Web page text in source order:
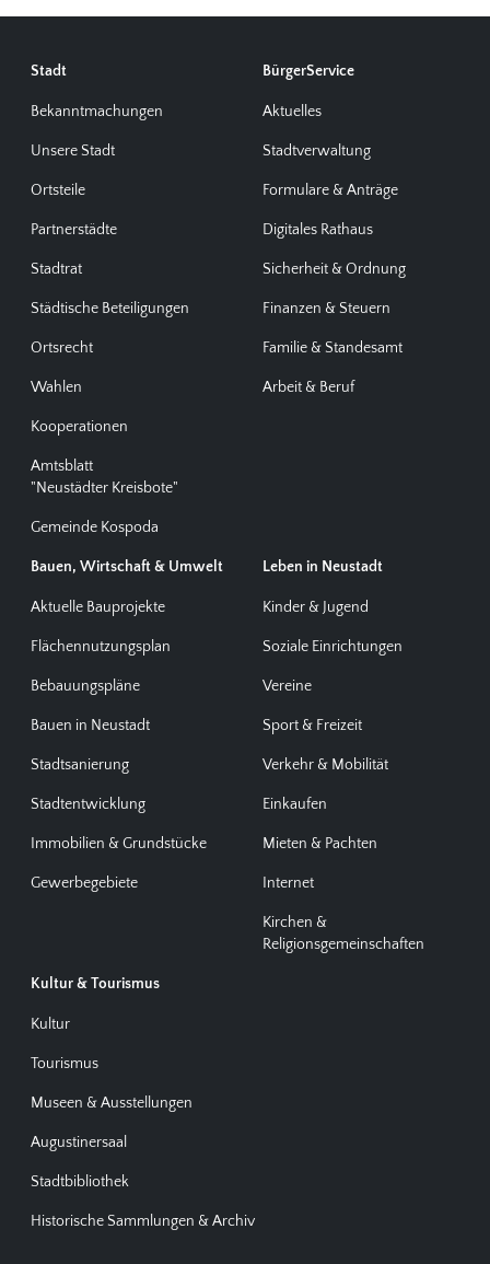
Stadt
Bekanntmachungen
Unsere Stadt
Ortsteile
Partnerstädte
Stadtrat
Städtische Beteiligungen
Ortsrecht
Wahlen
Kooperationen
Amtsblatt
"Neustädter Kreisbote"
Gemeinde Kospoda
BürgerService
Aktuelles
Stadtverwaltung
Formulare & Anträge
Digitales Rathaus
Sicherheit & Ordnung
Finanzen & Steuern
Familie & Standesamt
Arbeit & Beruf
Bauen, Wirtschaft & Umwelt
Aktuelle Bauprojekte
Flächennutzungsplan
Bebauungspläne
Bauen in Neustadt
Stadtsanierung
Stadtentwicklung
Immobilien & Grundstücke
Gewerbegebiete
Leben in Neustadt
Kinder & Jugend
Soziale Einrichtungen
Vereine
Sport & Freizeit
Verkehr & Mobilität
Einkaufen
Mieten & Pachten
Internet
Kirchen &
Religionsgemeinschaften
Kultur & Tourismus
Kultur
Tourismus
Museen & Ausstellungen
Augustinersaal
Stadtbibliothek
Historische Sammlungen & Archiv